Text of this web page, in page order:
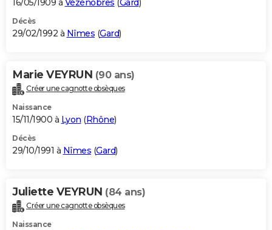
16/05/1909 à Vézénobres (Gard)
Décès
29/02/1992 à Nîmes (Gard)
Marie VEYRUN (90 ans)
Créer une cagnotte obsèques
Naissance
15/11/1900 à Lyon (Rhône)
Décès
29/10/1991 à Nîmes (Gard)
Juliette VEYRUN (84 ans)
Créer une cagnotte obsèques
Naissance